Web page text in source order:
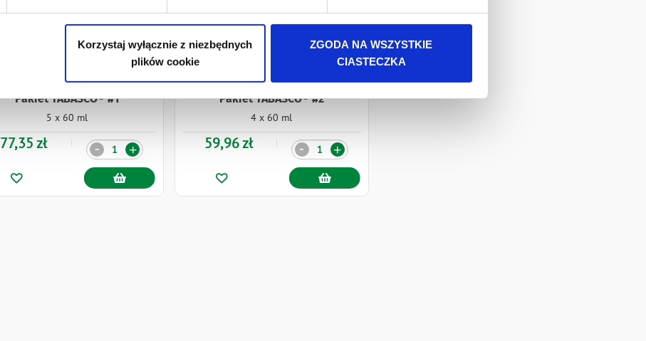
Korzystaj wyłącznie z niezbędnych
plików cookie
ZGODA NA WSZYSTKIE
CIASTECZKA
Pakiet TABASCO® #1
5 x 60 ml
77,35 zł Ilość +
-
Pakiet TABASCO® #2
4 x 60 ml
59,96 zł Ilość +
-